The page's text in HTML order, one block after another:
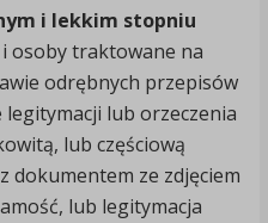
i lekkim stopniu
i osoby traktowane na
odrębnych przepisów
lub orzeczenia
lub częściową
dokumentem ze zdjęciem
lub legitymacja